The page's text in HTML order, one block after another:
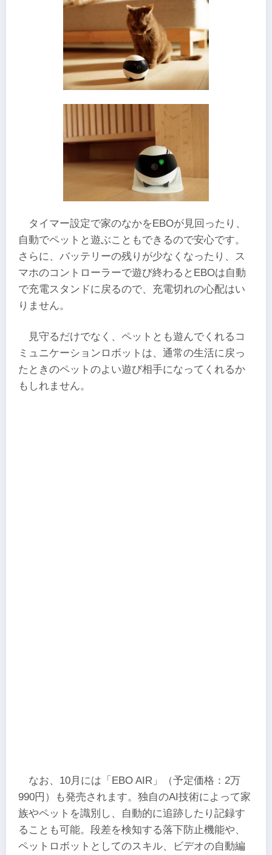
タイマー設定で家のなかをEBOが見回ったり、
自動でペットと遊ぶこともできるので安心です。
さらに、バッテリーの残りが少なくなったり、ス
マホのコントローラーで遊び終わるとEBOは自動
で充電スタンドに戻るので、充電切れの心配はい
りません。
見守るだけでなく、ペットとも遊んでくれるコ
ミュニケーションロボットは、通常の生活に戻っ
たときのペットのよい遊び相手になってくれるか
もしれません。
なお、10月には「EBO AIR」（予定価格：2万
990円）も発売されます。独⾃のAI技術によって家
族やペットを識別し、⾃動的に追跡したり記録す
ることも可能。段差を検知する落下防⽌機能や、
ペットロボットとしてのスキル、ビデオの⾃動編